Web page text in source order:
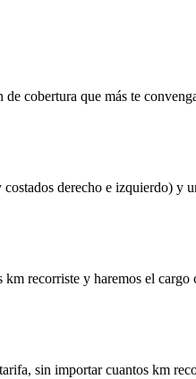
de cobertura que más te
derecho e izquierdo) y
km recorriste y haremos el cargo
sin importar cuantos km